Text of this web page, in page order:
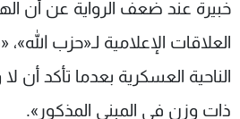
خبيرة عند ضعف الرواية عن أن
العلاقات الإعلامية لـ«حزب
الناحية العسكرية بعدما تأكد
ذات وزن في المبنى المذكور».